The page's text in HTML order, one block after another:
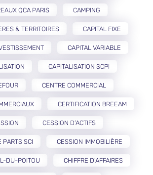
QCA PARIS CAMPING
& TERRITOIRES CAPITAL FIXE
CAPITAL VARIABLE
CAPITALISATION SCPI
CENTRE COMMERCIAL
CERTIFICATION BREEAM
CESSION D’ACTIFS
PARTS SCI CESSION IMMOBILIÈRE
DU-POITOU CHIFFRE D'AFFAIRES